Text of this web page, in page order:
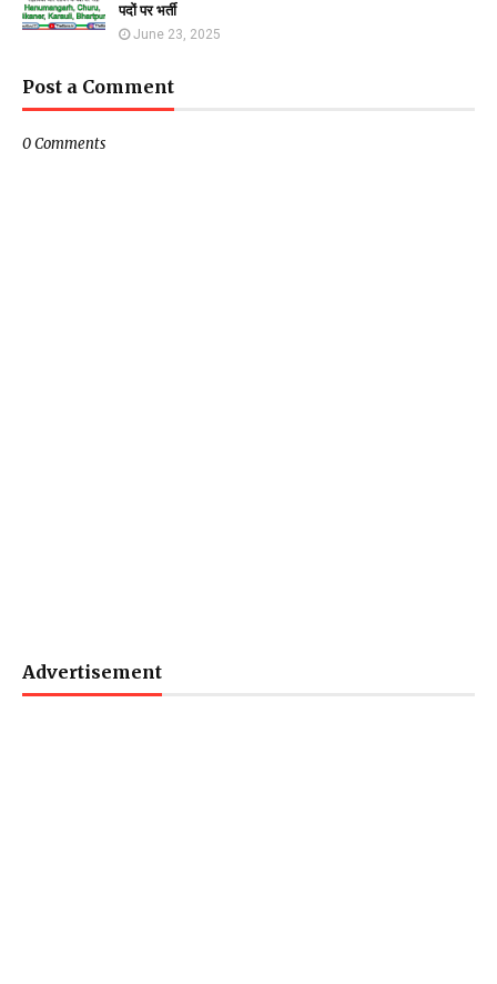
पदों पर भर्ती
June 23, 2025
Post a Comment
0 Comments
Advertisement